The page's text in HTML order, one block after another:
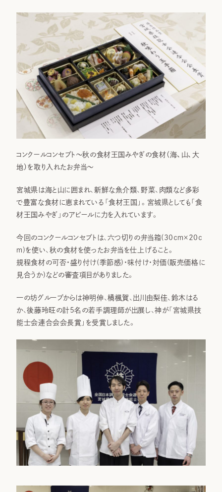
コンクールコンセプト～秋の食材王国みやぎの食材（海、山、大
地）を取り入れたお弁当～
宮城県は海と山に囲まれ、新鮮な魚介類、野菜、肉類など多彩
で豊富な食材に恵まれている「食材王国」。宮城県としても「食
材王国みやぎ」のアピールに力を入れています。
今回のコンクールコンセプトは、六つ切りの弁当箱(30ｃｍ×20ｃ
ｍ)を使い、秋の食材を使ったお弁当を仕上げること。
規程食材の可否・盛り付け(季節感)・味付け・対価(販売価格に
見合うか)などの審査項目がありました。
一の坊グループからは神明伸、橘楓賀、出川由梨佳、鈴木はる
か、後藤玲旺の計5名の若手調理師が出展し、神が「宮城県技
能士会連合会会長賞」を受賞しました。